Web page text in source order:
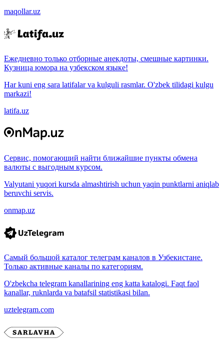
maqollar.uz
Ежедневно только отборные анекдоты, смешные картинки.
Кузница юмора на узбекском языке!
Har kuni eng sara latifalar va kulguli rasmlar. O'zbek tilidagi kulgu
markazi!
latifa.uz
Сервис, помогающий найти ближайшие пункты обмена
валюты с выгодным курсом.
Valyutani yuqori kursda almashtirish uchun yaqin punktlarni aniqlab
beruvchi servis.
onmap.uz
Самый большой каталог телеграм каналов в Узбекистане.
Только активные каналы по категориям.
O'zbekcha telegram kanallarining eng katta katalogi. Faqt faol
kanallar, ruknlarda va batafsil statistikasi bilan.
uztelegram.com